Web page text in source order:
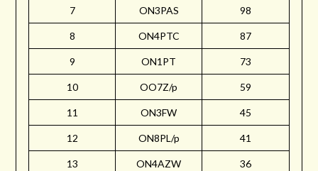
7 ON3PAS 98
8 ON4PTC 87
9 ON1PT 73
10 OO7Z/p 59
11 ON3FW 45
12 ON8PL/p 41
13 ON4AZW 36